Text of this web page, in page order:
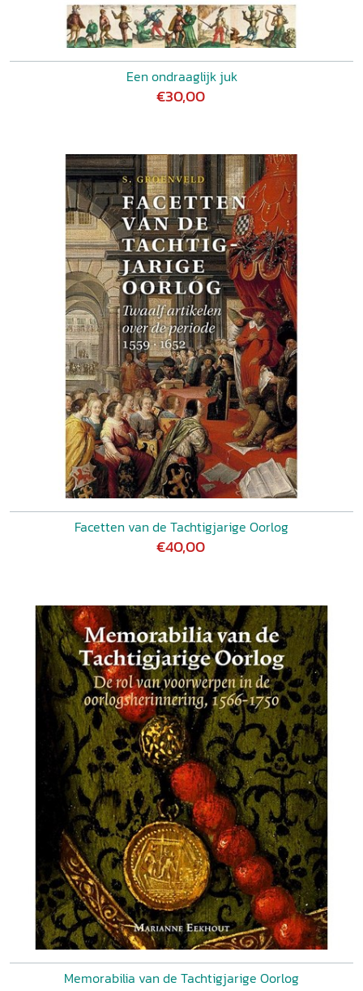
Een ondraaglijk juk
€30,00
Facetten van de Tachtigjarige Oorlog
€40,00
Memorabilia van de Tachtigjarige Oorlog